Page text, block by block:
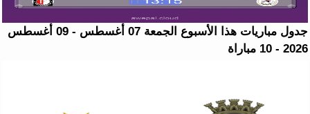
جدول مباريات هذا الأسبوع الجمعة 07 أغسطس - 09 أغسطس
2026 - 10 مباراة